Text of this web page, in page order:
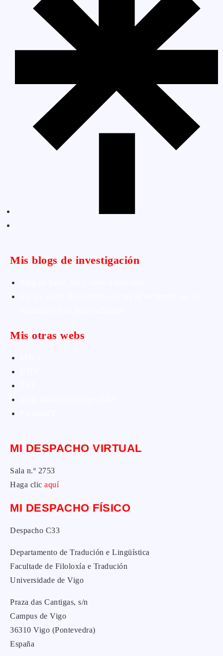
Mis blogs de investigación
Mis otras webs
MI DESPACHO VIRTUAL
Sala n.º 2753
Haga clic aquí
MI DESPACHO FÍSICO
Despacho C33
Departamento de Tradución e Lingüística
Facultade de Filoloxía e Tradución
Universidade de Vigo
Praza das Cantigas, s/n
Campus de Vigo
36310 Vigo (Pontevedra)
España